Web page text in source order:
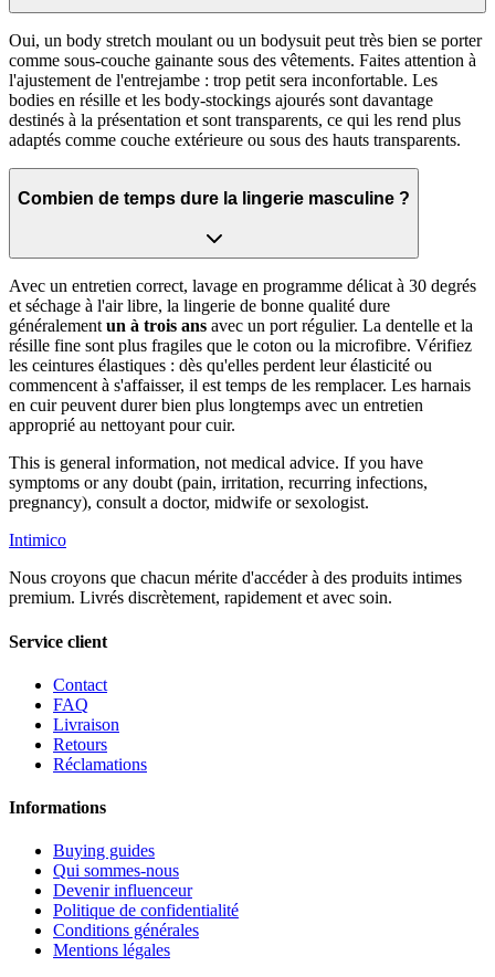
Oui, un body stretch moulant ou un bodysuit peut très bien se porter
comme sous-couche gainante sous des vêtements. Faites attention à
l'ajustement de l'entrejambe : trop petit sera inconfortable. Les
bodies en résille et les body-stockings ajourés sont davantage
destinés à la présentation et sont transparents, ce qui les rend plus
adaptés comme couche extérieure ou sous des hauts transparents.
Combien de temps dure la lingerie masculine ?
Avec un entretien correct, lavage en programme délicat à 30 degrés
et séchage à l'air libre, la lingerie de bonne qualité dure
généralement un à trois ans avec un port régulier. La dentelle et la
résille fine sont plus fragiles que le coton ou la microfibre. Vérifiez
les ceintures élastiques : dès qu'elles perdent leur élasticité ou
commencent à s'affaisser, il est temps de les remplacer. Les harnais
en cuir peuvent durer bien plus longtemps avec un entretien
approprié au nettoyant pour cuir.
This is general information, not medical advice. If you have
symptoms or any doubt (pain, irritation, recurring infections,
pregnancy), consult a doctor, midwife or sexologist.
Intimico
Nous croyons que chacun mérite d'accéder à des produits intimes
premium. Livrés discrètement, rapidement et avec soin.
Service client
Contact
FAQ
Livraison
Retours
Réclamations
Informations
Buying guides
Qui sommes-nous
Devenir influenceur
Politique de confidentialité
Conditions générales
Mentions légales